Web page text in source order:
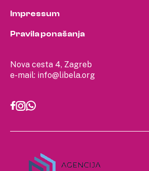
Nova cesta 4, Zagreb
e-mail: info@libela.org
Impressum
Pravila ponašanja